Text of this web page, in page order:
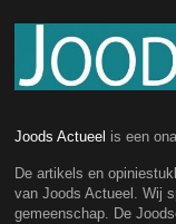
Joods Actueel is een
De artikels en
van Joods Actueel. Wij
gemeenschap. De